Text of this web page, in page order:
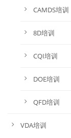
CAMDS培训
8D培训
CQI培训
DOE培训
QFD培训
VDA培训